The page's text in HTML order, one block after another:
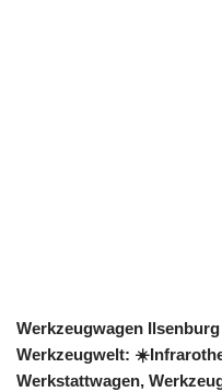
Werkzeugwagen
Werkzeugwelt:
Werkstattwagen,